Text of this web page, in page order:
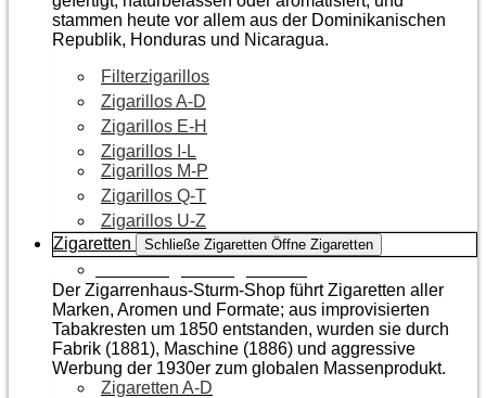
stammen heute vor allem aus der Dominikanischen
Republik, Honduras und Nicaragua.
Filterzigarillos
Zigarillos A-D
Zigarillos E-H
Zigarillos I-L
Zigarillos M-P
Zigarillos Q-T
Zigarillos U-Z
Zigaretten
Schließe Zigaretten Öffne Zigaretten
Der Zigarrenhaus-Sturm-Shop führt Zigaretten aller
Marken, Aromen und Formate; aus improvisierten
Tabakresten um 1850 entstanden, wurden sie durch
Fabrik (1881), Maschine (1886) und aggressive
Werbung der 1930er zum globalen Massenprodukt.
Zigaretten A-D